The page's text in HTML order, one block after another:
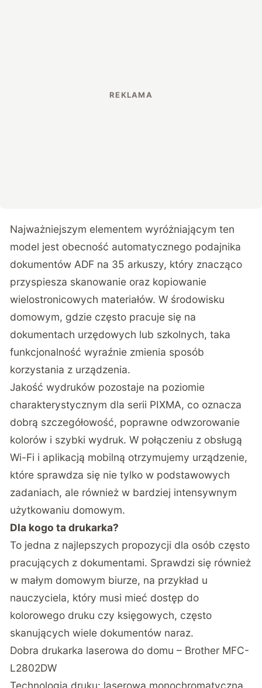
Najważniejszym elementem wyróżniającym ten
model jest obecność automatycznego podajnika
dokumentów ADF na 35 arkuszy, który znacząco
przyspiesza skanowanie oraz kopiowanie
wielostronicowych materiałów. W środowisku
domowym, gdzie często pracuje się na
dokumentach urzędowych lub szkolnych, taka
funkcjonalność wyraźnie zmienia sposób
korzystania z urządzenia.
Jakość wydruków pozostaje na poziomie
charakterystycznym dla serii PIXMA, co oznacza
dobrą szczegółowość, poprawne odwzorowanie
kolorów i szybki wydruk. W połączeniu z obsługą
Wi-Fi i aplikacją mobilną otrzymujemy urządzenie,
które sprawdza się nie tylko w podstawowych
zadaniach, ale również w bardziej intensywnym
użytkowaniu domowym.
Dla kogo ta drukarka?
To jedna z najlepszych propozycji dla osób często
pracujących z dokumentami. Sprawdzi się również
w małym domowym biurze, na przykład u
nauczyciela, który musi mieć dostęp do
kolorowego druku czy księgowych, często
skanujących wiele dokumentów naraz.
Dobra drukarka laserowa do domu – Brother MFC-
L2802DW
Technologia druku: laserowa monochromatyczna